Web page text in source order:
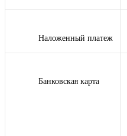
Наложенный платеж
Банковская карта